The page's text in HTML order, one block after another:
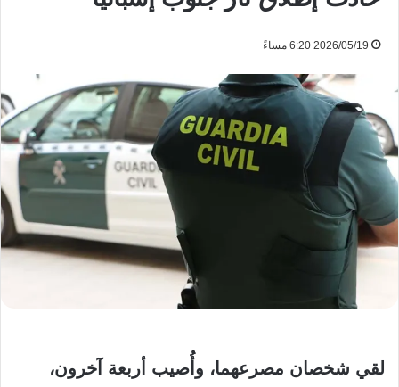
2026/05/19 6:20 مساءً
لقي شخصان مصرعهما، وأُصيب أربعة آخرون،